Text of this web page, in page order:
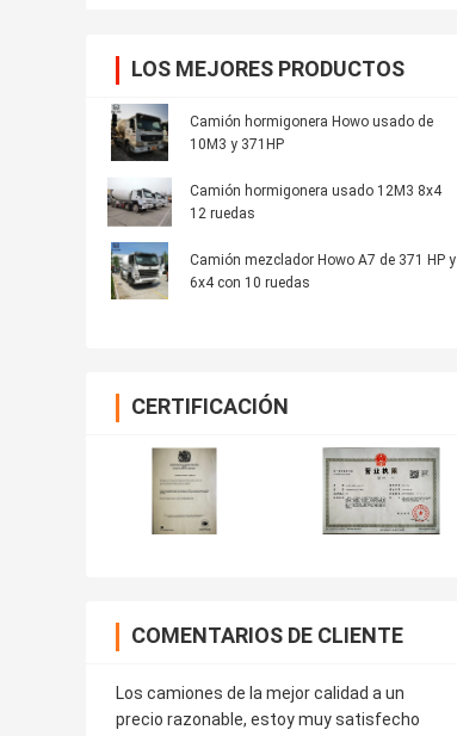
LOS MEJORES PRODUCTOS
Camión hormigonera Howo usado de
10M3 y 371HP
Camión hormigonera usado 12M3 8x4
12 ruedas
Camión mezclador Howo A7 de 371 HP y
6x4 con 10 ruedas
CERTIFICACIÓN
COMENTARIOS DE CLIENTE
Los camiones de la mejor calidad a un
precio razonable, estoy muy satisfecho